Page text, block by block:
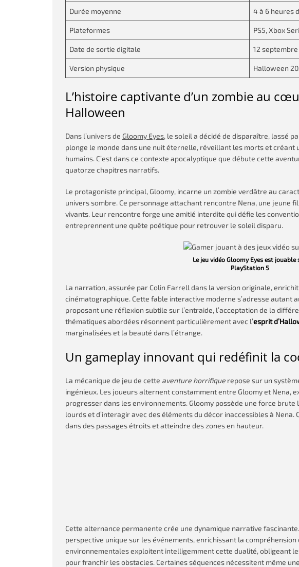
Durée moyenne 4 à 6 heures
Plateformes PS5, Xbox
Date de sortie digitale 12
Version physique Halloween
L’histoire captivante d’un zombie au
Halloween
Dans l’univers de Gloomy Eyes, le soleil a décidé de disparaître, lassé
plonge le monde dans une nuit éternelle, réveillant les morts et créant
humains. C’est dans ce contexte apocalyptique que débute cette
quatorze chapitres narratifs.
Le protagoniste principal, Gloomy, incarne un zombie verdâtre au
univers sombre. Ce personnage attachant rencontre Nena, une jeune
vivants. Leur rencontre forge une amitié interdite qui défie les
entreprennent une quête poétique pour retrouver le soleil disparu.
Le jeu vidéo Gloomy Eyes est jouable
PlayStation 5
La narration, assurée par Colin Farrell dans la version originale, enrichit
cinématographique. Cette fable interactive moderne s’adresse autant
proposant une réflexion subtile sur l’entraide, l’acceptation de la
thématiques abordées résonnent particulièrement avec l’esprit
marginalisées et la beauté dans l’étrange.
Un gameplay innovant qui redéfinit la
La mécanique de jeu de cette aventure horrifique repose sur un
ingénieux. Les joueurs alternent constamment entre Gloomy et Nena,
progresser dans les environnements. Gloomy possède une force
lourds et d’interagir avec des éléments du décor inaccessibles à
dans des passages étroits et atteindre des zones en hauteur.
Cette alternance permanente crée une dynamique narrative
perspective unique sur les événements, enrichissant la compréhension
environnementales exploitent intelligemment cette dualité, obligeant
pour franchir les obstacles. Certaines séquences nécessitent même